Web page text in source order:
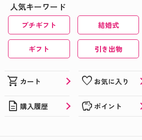
☆
おうちで楽しめる夏イベントに
夏でも楽しめる！喜ばれる！オリ
★☆
父の日ギフトにぴったり！オリジ
おうち時間はオリジナルのお菓子
人気キーワード
プチギフト 結婚式
ギフト 引き出物
shopping_cart カート favorite お気に入り
description 購入履歴 savings ポイント